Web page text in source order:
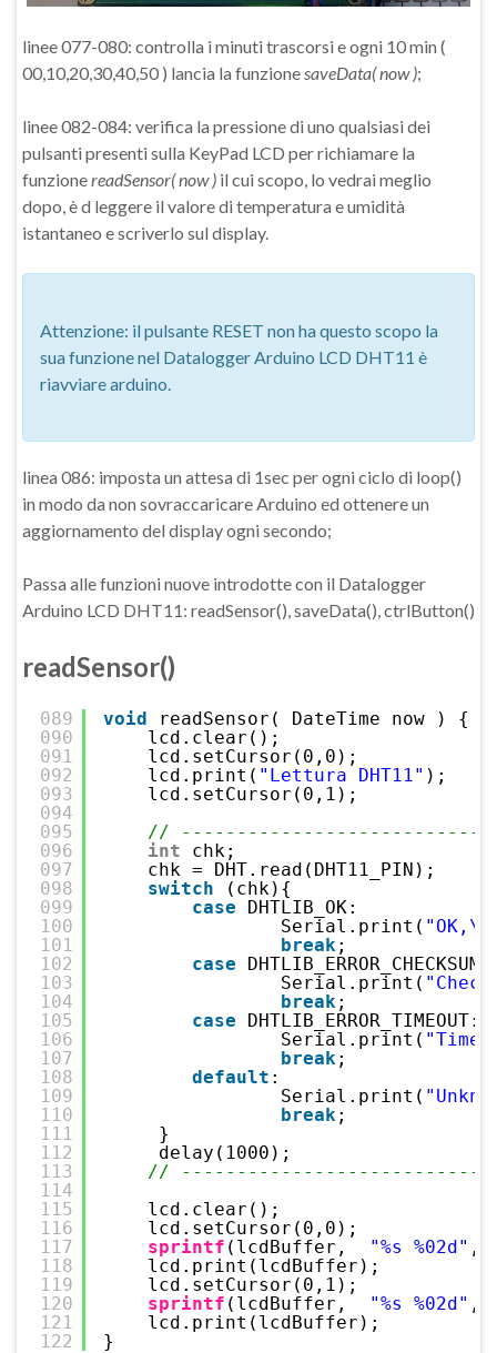
linee 077-080: controlla i minuti trascorsi e ogni 10 min (
00,10,20,30,40,50 ) lancia la funzionesaveData( now );
linee 082-084: verifica la pressione di uno qualsiasi dei
pulsanti presenti sulla KeyPad LCD per richiamare la
funzionereadSensor( now ) il cui scopo, lo vedrai meglio
dopo, è d leggere il valore di temperatura e umidità
istantaneo e scriverlo sul display.
Attenzione: il pulsante RESET non ha questo scopo la
sua funzione nel Datalogger Arduino LCD DHT11 è
riavviare arduino.
linea 086: imposta un attesa di 1sec per ogni ciclo di loop()
in modo da non sovraccaricare Arduino ed ottenere un
aggiornamento del display ogni secondo;
Passa alle funzioni nuove introdotte con il Datalogger
Arduino LCD DHT11: readSensor(), saveData(), ctrlButton()
readSensor()
089
090
091
092
093
094
095
096
097
098
099
100
101
102
103
104
105
106
107
108
109
110
111
112
113
114
115
116
117
118
119
120
121
122
void
readSensor( DateTime now ) {
lcd.clear();
lcd.setCursor(0,0);
lcd.print( "Lettura DHT11" );
lcd.setCursor(0,1);
//
int
chk;
chk = DHT.read(DHT11_PIN);
switch
(chk){
case
DHTLIB_OK:
Serial.print(
break;
case
Serial.print(
break;
case
DHTLIB_ERROR_TIMEOUT:
Serial.print(
break;
default :
Serial.print(
break;
}
delay(1000);
//
lcd.clear();
lcd.setCursor(0,0);
sprintf (lcdBuffer, "%s %02d" ,
lcd.print(lcdBuffer);
lcd.setCursor(0,1);
sprintf (lcdBuffer, "%s %02d" ,
lcd.print(lcdBuffer);
}